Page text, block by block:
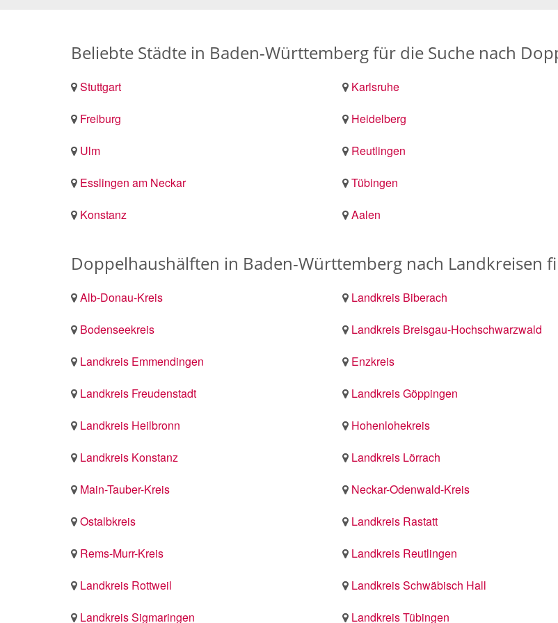
Beliebte Städte in Baden-Württemberg für die Suche nach
Stuttgart Karlsruhe
Freiburg
Heidelberg
Ulm
Reutlingen
Esslingen am Neckar
Tübingen
Konstanz
Aalen
Doppelhaushälften in Baden-Württemberg nach Landkreisen
Alb-Donau-Kreis Landkreis Biberach
Bodenseekreis
Landkreis Breisgau-Hochschwarzwald
Landkreis Emmendingen
Enzkreis
Landkreis Freudenstadt
Landkreis Göppingen
Landkreis Heilbronn
Hohenlohekreis
Landkreis Konstanz
Landkreis Lörrach
Main-Tauber-Kreis
Neckar-Odenwald-Kreis
Ostalbkreis
Landkreis Rastatt
Rems-Murr-Kreis
Landkreis Reutlingen
Landkreis Rottweil
Landkreis Schwäbisch Hall
Landkreis Sigmaringen
Landkreis Tübingen